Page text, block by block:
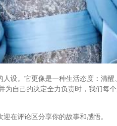
人设。它更像是一种生活态度：清
为自己的决定全力负责时，我们每
在评论区分享你的故事和感悟。